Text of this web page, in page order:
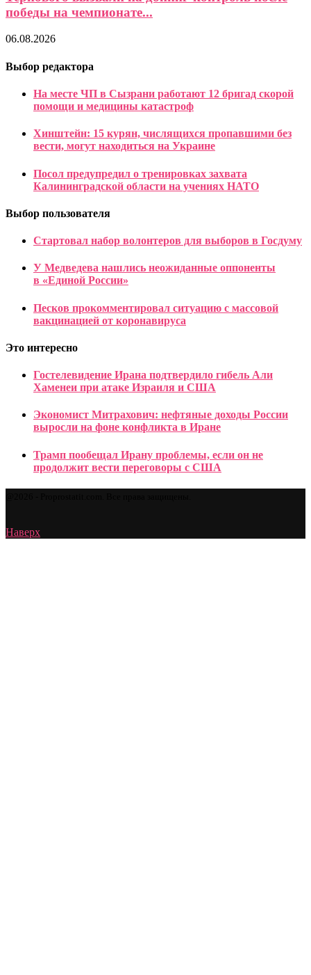
победы на чемпионате...
06.08.2026
Выбор редактора
На месте ЧП в Сызрани работают 12 бригад скорой
помощи и медицины катастроф
Хинштейн: 15 курян, числящихся пропавшими без
вести, могут находиться на Украине
Посол предупредил о тренировках захвата
Калининградской области на учениях НАТО
Выбор пользователя
Стартовал набор волонтеров для выборов в Госдуму
У Медведева нашлись неожиданные оппоненты
в «Единой России»
Песков прокомментировал ситуацию с массовой
вакцинацией от коронавируса
Это интересно
Гостелевидение Ирана подтвердило гибель Али
Хаменеи при атаке Израиля и США
Экономист Митрахович: нефтяные доходы России
выросли на фоне конфликта в Иране
Трамп пообещал Ирану проблемы, если он не
продолжит вести переговоры с США
Наверх